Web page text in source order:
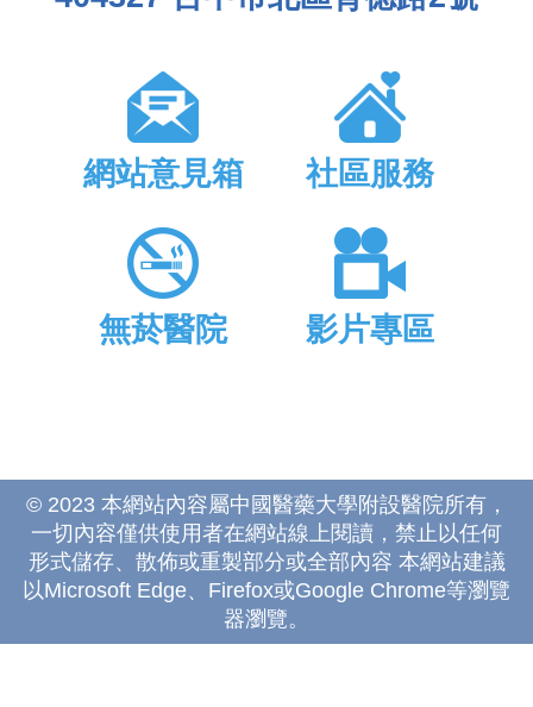
網站意見箱 社區服務
無菸醫院 影片專區
© 2023 本網站內容屬中國醫藥大學附設醫院所有，
一切內容僅供使用者在網站線上閱讀，禁止以任何
形式儲存、散佈或重製部分或全部內容 本網站建議
以Microsoft Edge、Firefox或Google Chrome等瀏覽
器瀏覽。